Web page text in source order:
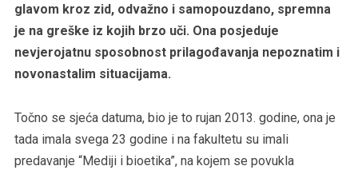
glavom kroz zid, odvažno i samopouzdano, spremna
je na greške iz kojih brzo uči. Ona posjeduje
nevjerojatnu sposobnost prilagođavanja nepoznatim i
novonastalim situacijama.
Točno se sjeća datuma, bio je to rujan 2013. godine, ona je
tada imala svega 23 godine i na fakultetu su imali
predavanje “Mediji i bioetika”, na kojem se povukla